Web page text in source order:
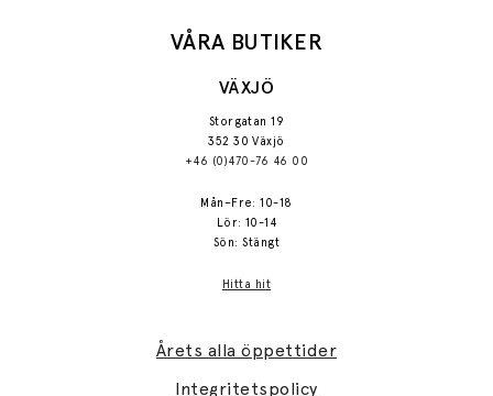
VÅRA BUTIKER
VÄXJÖ
Storgatan 19
352 30 Växjö
+46 (0)470-76 46 00
Mån–Fre: 10-18
Lör: 10-14
Sön: Stängt
Hitta hit
Årets alla öppettider
Integritetspolicy